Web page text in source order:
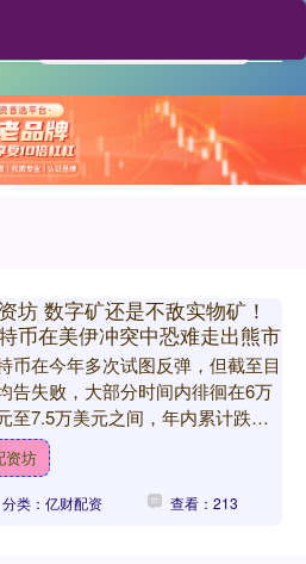
坊 数字矿还是不敌实物矿！
币在美伊冲突中恐难走出熊市
币在今年多次试图反弹，但截至目
告失败，大部分时间内徘徊在6万
至7.5万美元之间，年内累计跌幅
15%。 比特币一度在美伊冲突中
过突破的势头，现....
资坊
分类：亿财配资 查看：213